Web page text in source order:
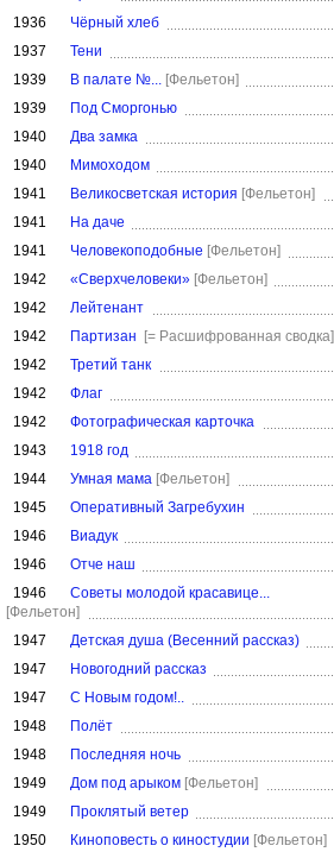
1936
Чёрный хлеб
1937
Тени
1939
В палате №... [Фельетон]
1939
Под Сморгонью
1940
Два замка
1940
Мимоходом
1941
Великосветская история [Фельетон]
1941
На даче
1941
Человекоподобные [Фельетон]
1942
«Сверхчеловеки» [Фельетон]
1942
Лейтенант
1942
Партизан [= Расшифрованная сводка]
1942
Третий танк
1942
Флаг
1942
Фотографическая карточка
1943
1918 год
1944
Умная мама [Фельетон]
1945
Оперативный Загребухин
1946
Виадук
1946
Отче наш
1946
Советы молодой красавице...
[Фельетон]
1947
Детская душа (Весенний рассказ)
1947
Новогодний рассказ
1947
С Новым годом!..
1948
Полёт
1948
Последняя ночь
1949
Дом под арыком [Фельетон]
1949
Проклятый ветер
1950
Киноповесть о киностудии [Фельетон]